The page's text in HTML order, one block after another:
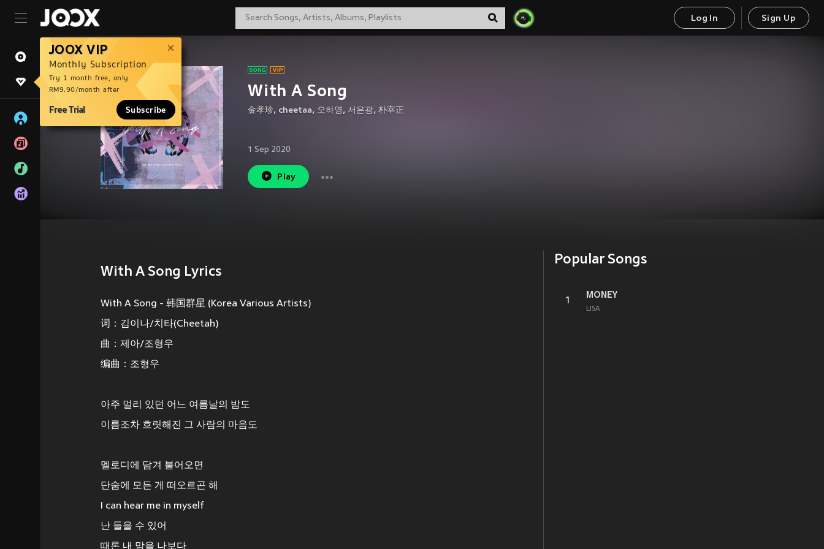
Log In Sign Up
JOOX VIP
Monthly Subscription
Try 1 month free, only
RM9.90/month after
Free Trial Subscribe
With A Song
金孝珍, cheetaa, 오하영 , 서은광, 朴宰正
1 Sep 2020
Play
With A Song Lyrics
With A Song - 韩国群星 (Korea Various Artists)
词：김이나/치타(Cheetah)
曲：제아/조형우
编曲：조형우
아주 멀리 있던 어느 여름날의 밤도
이름조차 흐릿해진 그 사람의 마음도
멜로디에 담겨 불어오면
단숨에 모든 게 떠오르곤 해
I can hear me in myself
난 들을 수 있어
때론 내 맘을 나보다
Popular Songs
1
MONEY
LISA